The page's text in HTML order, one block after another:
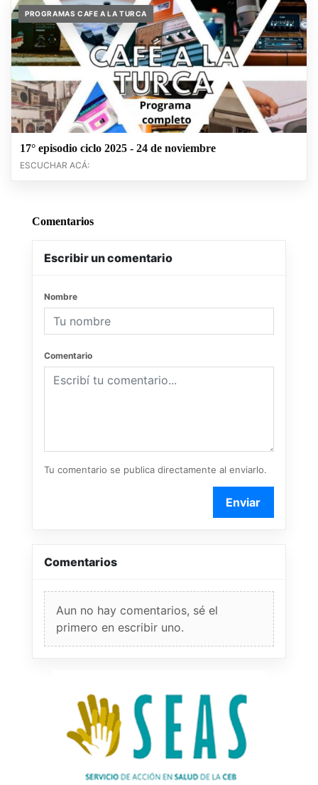
PROGRAMAS CAFE A LA TURCA
17° episodio ciclo 2025 - 24 de noviembre
ESCUCHAR ACÁ:
Comentarios
Escribir un comentario
Nombre
Comentario
Tu comentario se publica directamente al enviarlo.
Enviar
Comentarios
Aun no hay comentarios, sé el
primero en escribir uno.